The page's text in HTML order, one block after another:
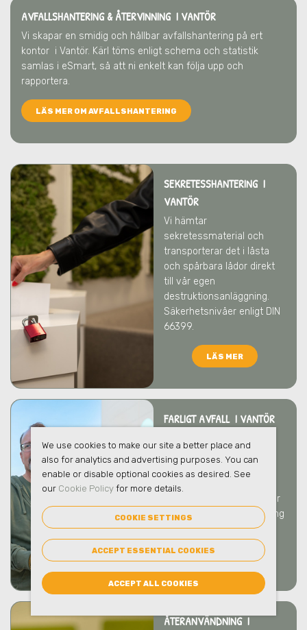
AVFALLSHANTERING & ÅTERVINNING I VANTÖR
Vi skapar en smidig och hållbar avfallshantering på ert
kontor i Vantör. Kärl töms enligt schema och statistik
samlas i eSmart, så att ni enkelt kan följa upp och
rapportera.
LÄS MER OM AVFALLSHANTERING
SEKRETESSHANTERING I
VANTÖR
Vi hämtar
sekretessmaterial och
transporterar det i låsta
och spårbara lådor direkt
till vår egen
destruktionsanläggning.
Säkerhetsnivåer enligt DIN
66399.
LÄS MER
FARLIGT AVFALL I VANTÖR
avfall på ett säkert och
ansvarsfullt sätt som
skyddar både människor
. Vi bistår
gärna med rådgivning kring
hantering och emballage.
LÄS MER
ÅTERANVÄNDNING I
We use cookies to make our site a better place and
also for analytics and advertising purposes. You can
enable or disable optional cookies as desired. See
our Cookie Policyfor more details.
COOKIE SETTINGS
ACCEPT ESSENTIAL COOKIES
ACCEPT ALL COOKIES